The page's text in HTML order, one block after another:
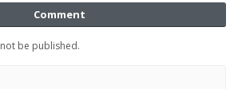
Comment
be published.